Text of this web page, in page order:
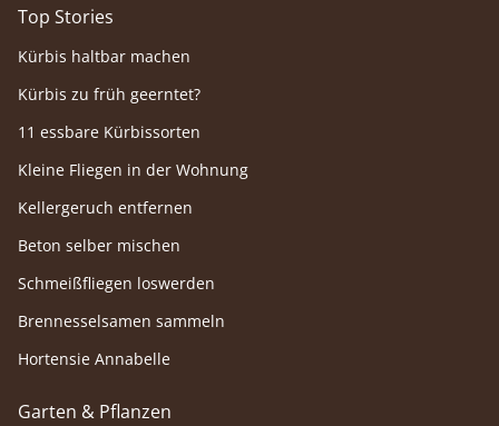
Top Stories
Kürbis haltbar machen
Kürbis zu früh geerntet?
11 essbare Kürbissorten
Kleine Fliegen in der Wohnung
Kellergeruch entfernen
Beton selber mischen
Schmeißfliegen loswerden
Brennesselsamen sammeln
Hortensie Annabelle
Garten & Pflanzen